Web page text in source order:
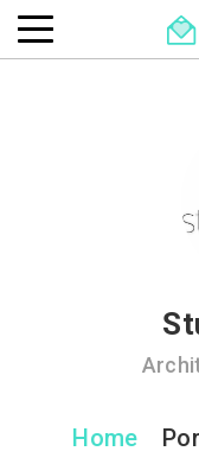
Home